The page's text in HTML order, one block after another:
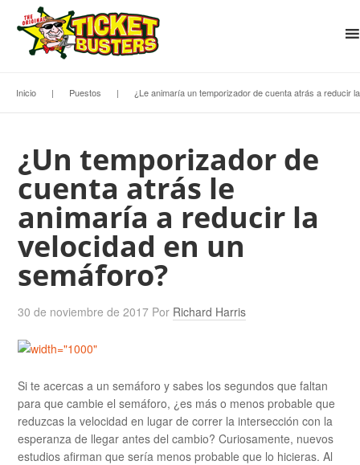
Inicio | Puestos | ¿Le animaría un temporizador de cuenta atrás a reducir
¿Un temporizador de
cuenta atrás le
animaría a reducir la
velocidad en un
semáforo?
30 de noviembre de 2017 Por Richard Harris
Si te acercas a un semáforo y sabes los segundos que faltan
para que cambie el semáforo, ¿es más o menos probable que
reduzcas la velocidad en lugar de correr la intersección con la
esperanza de llegar antes del cambio? Curiosamente, nuevos
estudios afirman que sería menos probable que lo hicieras. Al